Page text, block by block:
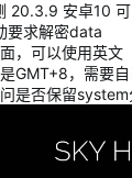
20.3.9 安卓10
要求解密data
，可以使用英文
GMT+8，需要
是否保留